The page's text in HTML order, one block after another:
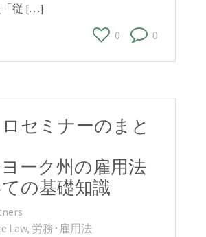
「従 […]
0
0
セミナーのまと
ーク州の雇用法
の基礎知識
Law, 労務･雇用法